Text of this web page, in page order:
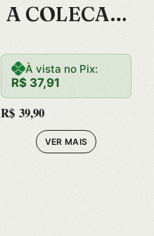
A COLECAO
À vista no Pix:
R$ 37,91
R$ 39,90
VER MAIS